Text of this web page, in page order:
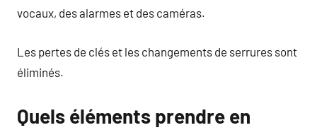
vocaux, des alarmes et des caméras.
Les pertes de clés et les changements de serrures sont
éliminés.
Quels éléments prendre en